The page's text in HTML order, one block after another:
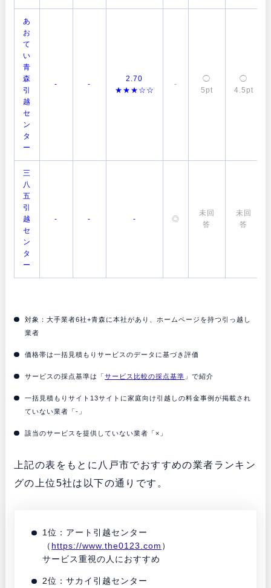
あ
お
て
い
青
森
引
越
セ
ン
タ
ー
- -
2.70
★★★☆☆
-
◯
5pt
◯
4.5pt
三
八
五
引
越
セ
ン
タ
ー
- - - ◎
未回
答
未回
答
対象：大手業者6社+青森に本社があり、ホームページを持つ引っ越し
業者
価格帯は一括見積もりサービスのデータに基づき評価
サービスの採点基準は「サービス比較の採点基準 」で紹介
一括見積もりサイト13サイトに家庭向け引越しの料金事例が掲載され
ていない業者「-」
該当のサービスを提供していない業者「×」
上記の表をもとに八戸市でおすすめの業者ランキン
グの上位5社は以下の通りです。
1位：アート引越センター
（ https://www.the0123.com ）
サービス重視の人におすすめ
2位：サカイ引越センター